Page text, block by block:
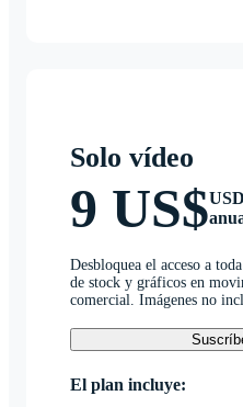
Solo vídeo
9 US$
Desbloquea el acceso a
de stock y gráficos en
comercial. Imágenes no
El plan incluye: